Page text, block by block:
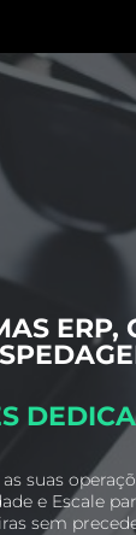
ERP,
suas
e Escale
sem